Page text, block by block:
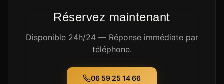
Réservez maintenant
Disponible 24h/24 — Réponse immédiate par
téléphone.
06 59 25 14 66